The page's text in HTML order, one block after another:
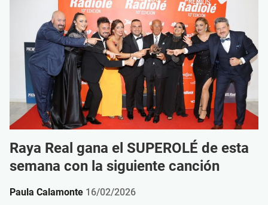
Raya Real gana el SUPEROLÉ de esta
semana con la siguiente canción
Paula Calamonte 16/02/2026